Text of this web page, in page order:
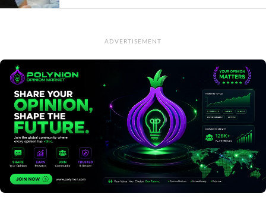
ADVERTISEMENT